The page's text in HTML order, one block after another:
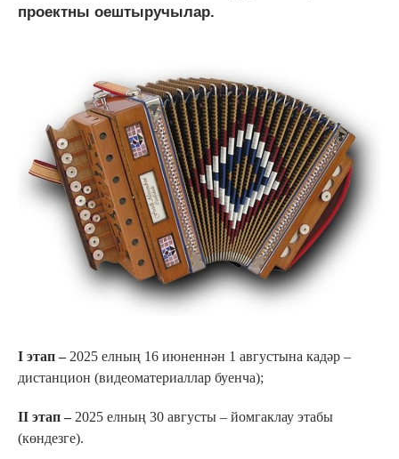
проектны оештыручылар.
I этап – 2025 елның 16 июненнән 1 августына кадәр –
дистанцион (видеоматериаллар буенча);
II этап – 2025 елның 30 августы – йомгаклау этабы
(көндезге).